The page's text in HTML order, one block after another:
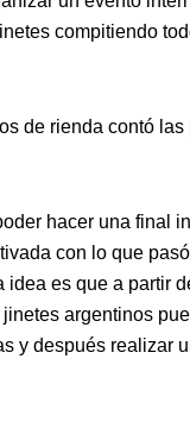
compitiendo
de rienda contó
hacer una final
con lo que
idea es que a partir
argentinos
y después realizar